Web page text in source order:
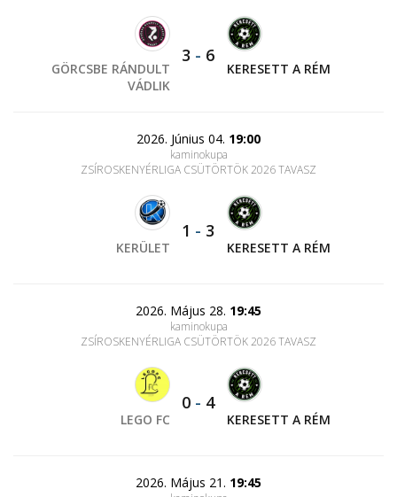
GÖRCSBE RÁNDULT
VÁDLIK
3 - 6
KERESETT A RÉM
2026. Június 04. 19:00
kaminokupa
ZSÍROSKENYÉRLIGA CSÜTÖRTÖK 2026 TAVASZ
KERÜLET
1 - 3
KERESETT A RÉM
2026. Május 28. 19:45
kaminokupa
ZSÍROSKENYÉRLIGA CSÜTÖRTÖK 2026 TAVASZ
LEGO FC
0 - 4
KERESETT A RÉM
2026. Május 21. 19:45